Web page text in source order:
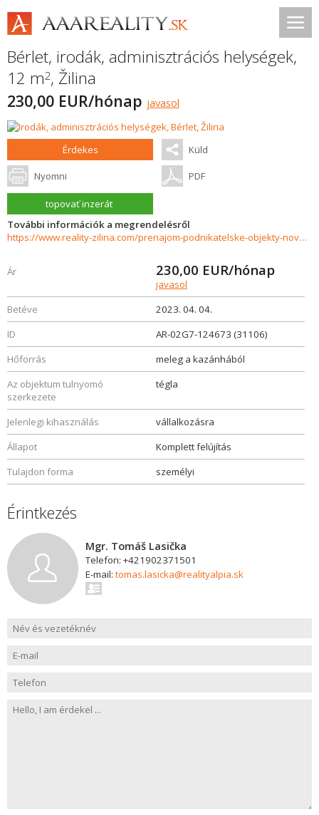
Bérlet, irodák, adminisztrációs helységek,
12 m2, Žilina
230,00 EUR/hónap javasol
Érdekes Küld
Nyomni PDF
topovať inzerát
További információk a megrendelésről
https://www.reality-zilina.com/prenajom-podnikatelske-objekty-novostavby/Pripravujeme-do-ponuky-kancelarske-priestory-12-m2-Zilina--Centrum-31106/?utm_source=areality&utm_medium=xml&utm_term=31106&utm_content=pozemok&utm_campaign=portaly
Ár 230,00 EUR/hónap
javasol
Betéve
2023. 04. 04.
ID
AR-02G7-124673 (31106)
Hőforrás
meleg a kazánhából
Az objektum tulnyomó
szerkezete
tégla
Jelenlegi kihasználás
vállalkozásra
Állapot
Komplett felújítás
Tulajdon forma
személyi
Érintkezés
Mgr. Tomáš Lasička
Telefon: +421902371501
E-mail: tomas.lasicka@realityalpia.sk